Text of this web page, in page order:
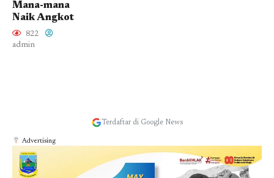
Mana-mana
Naik Angkot
822
admin
Terdaftar di Google News
Advertising